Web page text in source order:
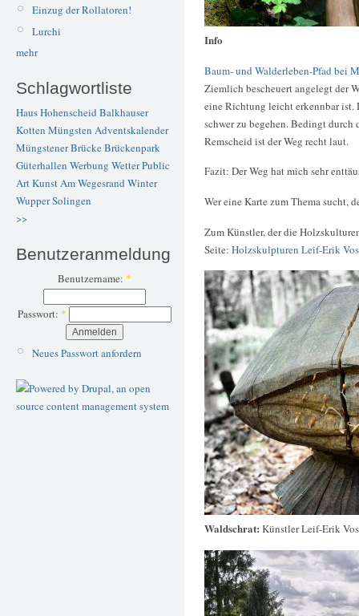
Einzug der Rollatoren!
Lurchi
mehr
Schlagwortliste
Haus Hohenscheid Balkhauser
Kotten Müngsten Adventskalender
Müngstener BrückeBrückenpark
Güterhallen Werbung WetterPublic
ArtKunstAm Wegesrand Winter
WupperSolingen
>>
Benutzeranmeldung
Benutzername: *
Passwort: *
Neues Passwort anfordern
Info
Baum- und Walderleben-Pfad bei
Ziemlich bescheuert angelegt der
eine Richtung leicht erkennbar ist.
schwer zu begehen. Bedingt
Remscheid ist der Weg recht laut.
Fazit: Der Weg hat mich sehr
Wer eine Karte zum Thema sucht,
Zum Künstler, der die
Seite: Holzskulpturen Leif-Erik
Waldschrat: Künstler Leif-Erik